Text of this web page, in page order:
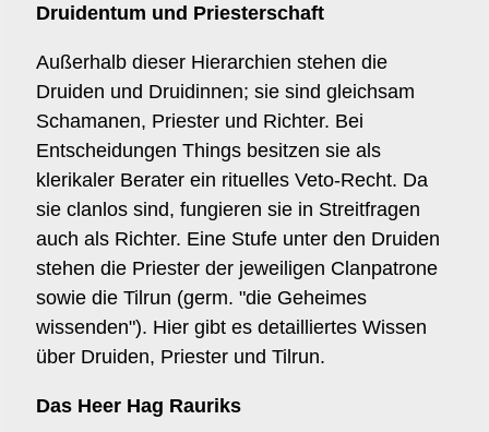
Druidentum und Priesterschaft
Außerhalb dieser Hierarchien stehen die
Druiden und Druidinnen; sie sind gleichsam
Schamanen, Priester und Richter. Bei
Entscheidungen Things besitzen sie als
klerikaler Berater ein rituelles Veto-Recht. Da
sie clanlos sind, fungieren sie in Streitfragen
auch als Richter. Eine Stufe unter den Druiden
stehen die Priester der jeweiligen Clanpatrone
sowie die Tilrun (germ. "die Geheimes
wissenden"). Hier gibt es detailliertes Wissen
über Druiden, Priester und Tilrun.
Das Heer Hag Rauriks